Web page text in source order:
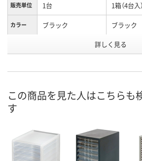
販売単位 1台 1箱（4台入）
カラー ブラック ブラック
1219616
8月10日（月）
カゴへ
詳しく見る
この商品を見た人はこちらも
す